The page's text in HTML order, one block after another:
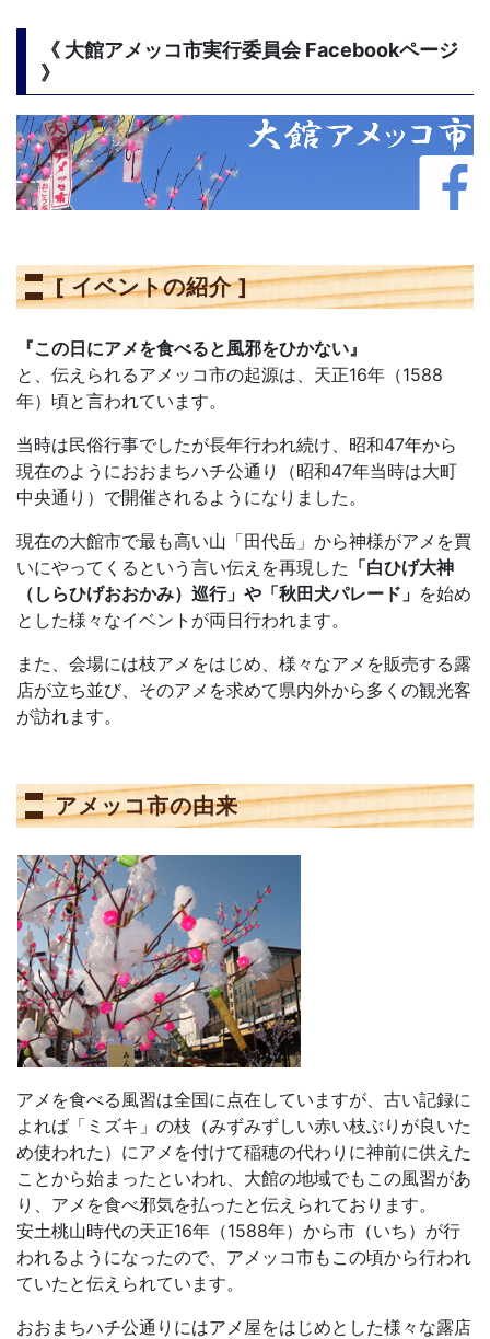
《 大館アメッコ市実行委員会 Facebookページ
》
[ イベントの紹介 ]
『この日にアメを食べると風邪をひかない』
と、伝えられるアメッコ市の起源は、天正16年（1588
年）頃と言われています。
当時は民俗行事でしたが長年行われ続け、昭和47年から
現在のようにおおまちハチ公通り（昭和47年当時は大町
中央通り）で開催されるようになりました。
現在の大館市で最も高い山「田代岳」から神様がアメを買
いにやってくるという言い伝えを再現した 「白ひげ大神
（しらひげおおかみ）巡行」や「秋田犬パレード」 を始め
とした様々なイベントが両日行われます。
また、会場には枝アメをはじめ、様々なアメを販売する露
店が立ち並び、そのアメを求めて県内外から多くの観光客
が訪れます。
アメッコ市の由来
アメを食べる風習は全国に点在していますが、古い記録に
よれば「ミズキ」の枝（みずみずしい赤い枝ぶりが良いた
め使われた）にアメを付けて稲穂の代わりに神前に供えた
ことから始まったといわれ、大館の地域でもこの風習があ
り、アメを食べ邪気を払ったと伝えられております。
安土桃山時代の天正16年（1588年）から市（いち）が行
われるようになったので、アメッコ市もこの頃から行われ
ていたと伝えられています。
おおまちハチ公通りにはアメ屋をはじめとした様々な露店